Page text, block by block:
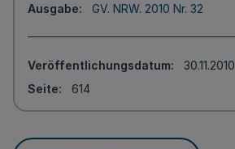
Ausgabe
GV. NRW. 2010 Nr. 32
Veröffentlichungsdatum
30.11.2010
Seite
614